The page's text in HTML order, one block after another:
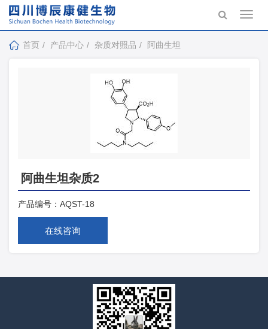
首页
产品中心 杂质对照品 阿曲生坦
阿曲生坦杂质2
产品编号： AQST-18
在线咨询